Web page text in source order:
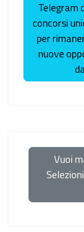
Telegram
concorsi
per
nuove
Vuoi